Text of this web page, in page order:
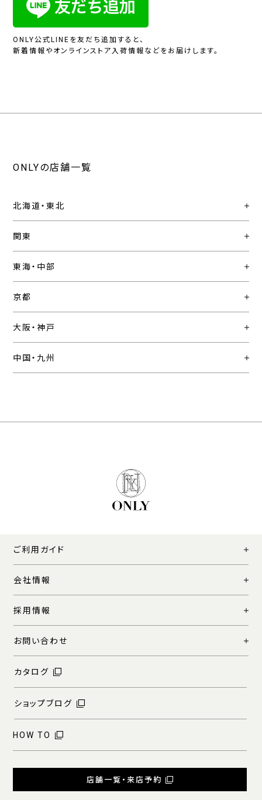
ONLY公式LINEを友だち追加すると、
新着情報やオンラインストア入荷情報などをお届けします。
ONLYの店舗一覧
北海道・東北
関東
東海・中部
京都
大阪・神戸
中国・九州
ご利用ガイド
会社情報
採用情報
お問い合わせ
カタログ
ショップブログ
HOW TO
店舗一覧・来店予約